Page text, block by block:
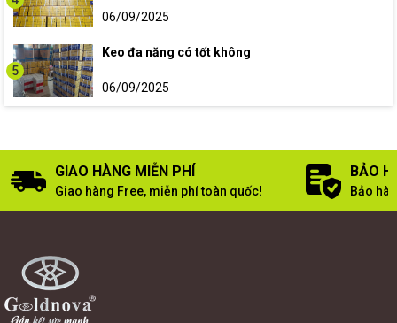
06/09/2025
5
Keo đa năng có tốt không
06/09/2025
GIAO HÀNG MIỄN PHÍ
Giao hàng Free, miễn phí toàn quốc!
BẢO
Bảo